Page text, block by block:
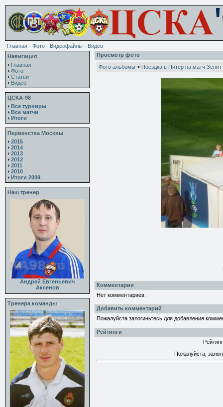
Главная · Фото · Видеофайлы · Видео
Навигация
Главная
Фото
Статьи
Видео
ЦСКА-98
Все турниры
Все матчи
Итоги
Первенства Москвы
2015
2014
2013
2012
2011
2010
Итоги 2009
Наш тренер
Андрей Евгеньевич
Аксенов
Тренера команды
Просмотр фото
Фото альбомы > Поездка в Питер на матч
Комментарии
Нет комментариев.
Добавить комментарий
Пожалуйста залогиньтесь для добавления
Рейтинги
Пожалуйста,